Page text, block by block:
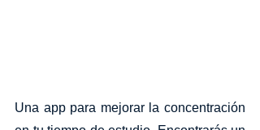
Una app para mejorar la concentración